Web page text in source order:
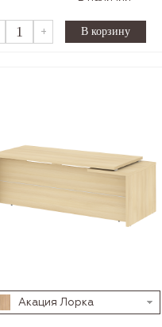
+
Акация Лорка